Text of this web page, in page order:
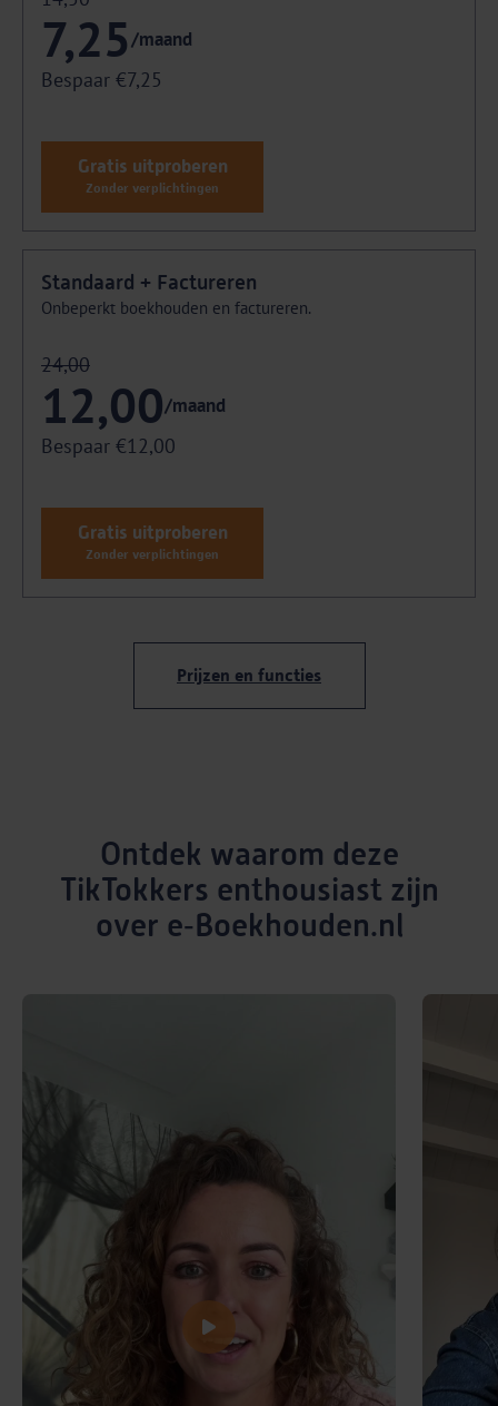
7,25/maand
Bespaar €7,25
Gratis uitproberen
Zonder verplichtingen
Standaard + Factureren
Onbeperkt boekhouden en factureren.
24,00
12,00/maand
Bespaar €12,00
Gratis uitproberen
Zonder verplichtingen
Prijzen en functies
Ontdek waarom deze
TikTokkers enthousiast zijn
over e‑Boekhouden.nl